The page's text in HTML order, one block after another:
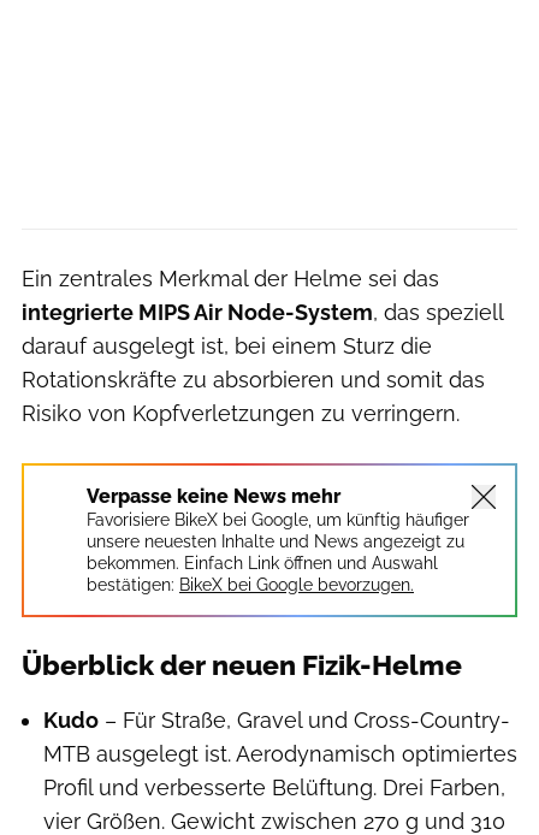
Ein zentrales Merkmal der Helme sei das
integrierte MIPS Air Node-System, das speziell
darauf ausgelegt ist, bei einem Sturz die
Rotationskräfte zu absorbieren und somit das
Risiko von Kopfverletzungen zu verringern.
Verpasse keine News mehr
Favorisiere BikeX bei Google, um künftig häufiger
unsere neuesten Inhalte und News angezeigt zu
bekommen. Einfach Link öffnen und Auswahl
bestätigen: BikeX bei Google bevorzugen.
Überblick der neuen Fizik-Helme
Kudo – Für Straße, Gravel und Cross-Country-
MTB ausgelegt ist. Aerodynamisch optimiertes
Profil und verbesserte Belüftung. Drei Farben,
vier Größen. Gewicht zwischen 270 g und 310